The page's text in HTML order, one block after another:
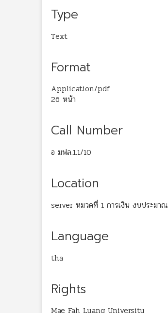
Type
Text
Format
Application/pdf.
26 หน้า
Call Number
อ มฟล.1.1/10
Location
server หมวดที่ 1 การเงิน งบประมาณ
Language
tha
Rights
Mae Fah Luang University